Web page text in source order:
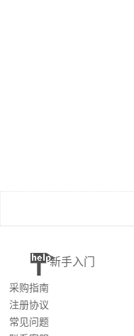
新手入门
采购指南
注册协议
常见问题